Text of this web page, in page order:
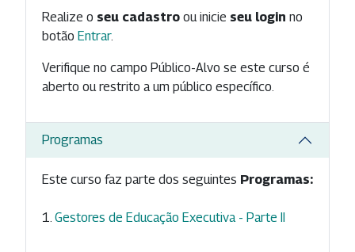
Realize o seu cadastro ou inicie seu login no
botão Entrar.
Verifique no campo Público-Alvo se este curso é
aberto ou restrito a um público específico.
Programas
Este curso faz parte dos seguintes Programas:
Gestores de Educação Executiva - Parte II